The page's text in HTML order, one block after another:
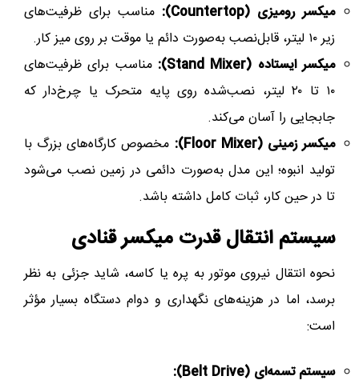
میکسر رومیزی (Countertop):
مناسب برای ظرفیت‌های
زیر ۱۰ لیتر، قابل‌نصب به‌صورت دائم یا موقت بر روی میز کار.
میکسر ایستاده (Stand Mixer):
مناسب برای ظرفیت‌های
۱۰ تا ۲۰ لیتر، نصب‌شده روی پایه متحرک یا چرخ‌دار که
جابجایی را آسان می‌کند.
میکسر زمینی (Floor Mixer):
مخصوص کارگاه‌های بزرگ با
تولید انبوه؛ این مدل به‌صورت دائمی در زمین نصب می‌شود
تا در حین کار، ثبات کامل داشته باشد.
سیستم انتقال قدرت میکسر قنادی
نحوه انتقال نیروی موتور به پره یا کاسه، شاید جزئی به نظر
برسد، اما در هزینه‌های نگهداری و دوام دستگاه بسیار مؤثر
است:
سیستم تسمه‌ای (Belt Drive):